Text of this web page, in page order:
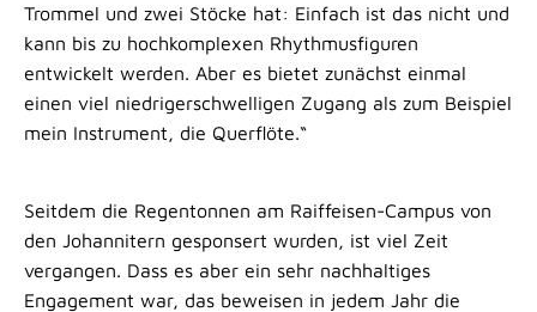
Trommel und zwei Stöcke hat: Einfach ist das nicht und
kann bis zu hochkomplexen Rhythmusfiguren
entwickelt werden. Aber es bietet zunächst einmal
einen viel niedrigerschwelligen Zugang als zum Beispiel
mein Instrument, die Querflöte.“
Seitdem die Regentonnen am Raiffeisen-Campus von
den Johannitern gesponsert wurden, ist viel Zeit
vergangen. Dass es aber ein sehr nachhaltiges
Engagement war, das beweisen in jedem Jahr die